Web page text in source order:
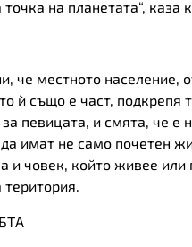
на планетата“, каза
че местното население,
ѝ също е част, подкрепя
певицата, и смята, че е
имат не само почетен
и човек, който живее